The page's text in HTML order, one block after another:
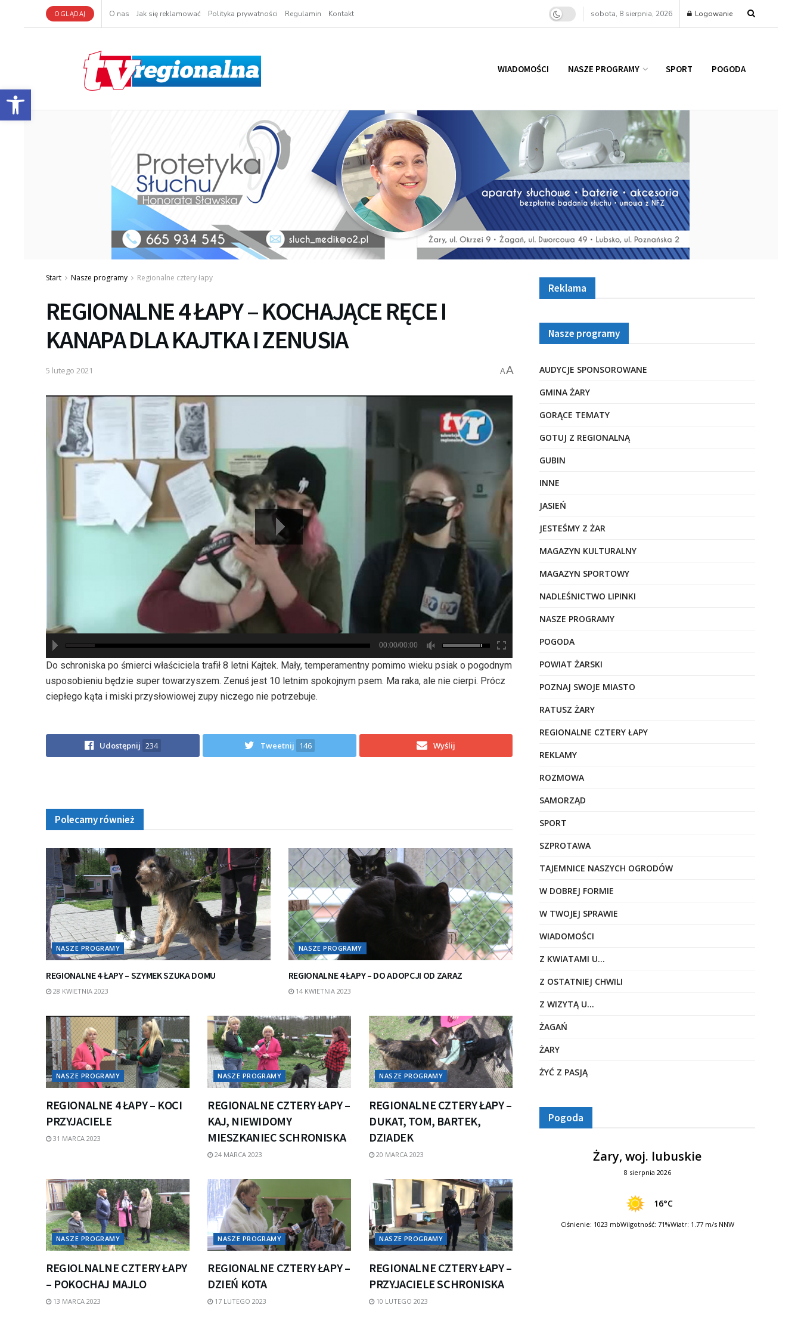
Otwórz pasek narzędzi
OGLĄDAJ O nas Jak się reklamować Polityka prywatności Regulamin Kontakt sobota, 8 sierpnia, 2026 Logowanie
WIADOMOŚCI NASZE PROGRAMY SPORT POGODA
Start Nasze programy Regionalne cztery łapy
REGIONALNE 4 ŁAPY – KOCHAJĄCE RĘCE I
KANAPA DLA KAJTKA I ZENUSIA
5 lutego 2021 AA
hd2880
hd2160
hd2160
hd1440
highres
hd1080
hd720
large
medium
small
tiny
00:00/00:00
Do schroniska po śmierci właściciela trafił 8 letni Kajtek. Mały, temperamentny pomimo wieku psiak o pogodnym
usposobieniu będzie super towarzyszem. Zenuś jest 10 letnim spokojnym psem. Ma raka, ale nie cierpi. Prócz
ciepłego kąta i miski przysłowiowej zupy niczego nie potrzebuje.
Udostępnij 234 Tweetnij 146 Wyślij
Polecamy również
NASZE PROGRAMY
REGIONALNE 4 ŁAPY – SZYMEK SZUKA DOMU
28 KWIETNIA 2023
NASZE PROGRAMY
REGIONALNE 4 ŁAPY – DO ADOPCJI OD ZARAZ
14 KWIETNIA 2023
NASZE PROGRAMY
REGIONALNE 4 ŁAPY – KOCI
PRZYJACIELE
31 MARCA 2023
NASZE PROGRAMY
REGIONALNE CZTERY ŁAPY –
KAJ, NIEWIDOMY
MIESZKANIEC SCHRONISKA
24 MARCA 2023
NASZE PROGRAMY
REGIONALNE CZTERY ŁAPY –
DUKAT, TOM, BARTEK,
DZIADEK
20 MARCA 2023
NASZE PROGRAMY
REGIOLNALNE CZTERY ŁAPY
– POKOCHAJ MAJLO
13 MARCA 2023
NASZE PROGRAMY
REGIONALNE CZTERY ŁAPY –
DZIEŃ KOTA
17 LUTEGO 2023
NASZE PROGRAMY
REGIONALNE CZTERY ŁAPY –
PRZYJACIELE SCHRONISKA
10 LUTEGO 2023
Reklama
Nasze programy
AUDYCJE SPONSOROWANE
GMINA ŻARY
GORĄCE TEMATY
GOTUJ Z REGIONALNĄ
GUBIN
INNE
JASIEŃ
JESTEŚMY Z ŻAR
MAGAZYN KULTURALNY
MAGAZYN SPORTOWY
NADLEŚNICTWO LIPINKI
NASZE PROGRAMY
POGODA
POWIAT ŻARSKI
POZNAJ SWOJE MIASTO
RATUSZ ŻARY
REGIONALNE CZTERY ŁAPY
REKLAMY
ROZMOWA
SAMORZĄD
SPORT
SZPROTAWA
TAJEMNICE NASZYCH OGRODÓW
W DOBREJ FORMIE
W TWOJEJ SPRAWIE
WIADOMOŚCI
Z KWIATAMI U…
Z OSTATNIEJ CHWILI
Z WIZYTĄ U…
ŻAGAŃ
ŻARY
ŻYĆ Z PASJĄ
Pogoda
Żary, woj. lubuskie
8 sierpnia 2026
16°C
Ciśnienie: 1023 mbWilgotność: 71%Wiatr: 1.77 m/s NNW